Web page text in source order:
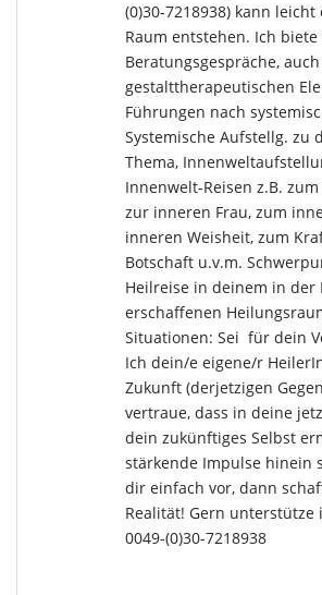
(0)30-7218938) kann
Raum entstehen. Ich biete
Beratungsgespräche,
gestalttherapeutischen
Führungen nach
Systemische Aufstellg. zu
Thema,
Innenwelt-Reisen z.B.
zur inneren Frau, zum
inneren Weisheit, zum
Botschaft u.v.m.
Heilreise in deinem in der
erschaffenen
Situationen: Sei für dein
Ich dein/e eigene/r
Zukunft (derjetzigen
vertraue, dass in deine
dein zukünftiges Selbst
stärkende Impulse hinein
dir einfach vor, dann
Realität! Gern unterstütze
0049-(0)30-7218938